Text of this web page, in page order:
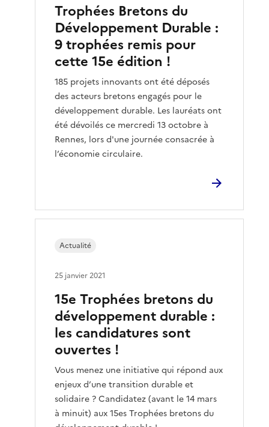
Trophées Bretons du
Développement Durable :
9 trophées remis pour
cette 15e édition !
185 projets innovants ont été déposés
des acteurs bretons engagés pour le
développement durable. Les lauréats ont
été dévoilés ce mercredi 13 octobre à
Rennes, lors d'une journée consacrée à
l’économie circulaire.
15e Trophées bretons du
développement durable :
les candidatures sont
ouvertes !
Vous menez une initiative qui répond aux
enjeux d’une transition durable et
solidaire ? Candidatez (avant le 14 mars
à minuit) aux 15es Trophées bretons du
Actualité
25 janvier 2021